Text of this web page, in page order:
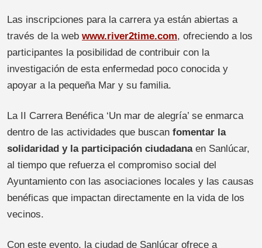
Las inscripciones para la carrera ya están abiertas a
través de la web www.river2time.com, ofreciendo a los
participantes la posibilidad de contribuir con la
investigación de esta enfermedad poco conocida y
apoyar a la pequeña Mar y su familia.
La II Carrera Benéfica ‘Un mar de alegría’ se enmarca
dentro de las actividades que buscan fomentar la
solidaridad y la participación ciudadanaen Sanlúcar,
al tiempo que refuerza el compromiso social del
Ayuntamiento con las asociaciones locales y las causas
benéficas que impactan directamente en la vida de los
vecinos.
Con este evento, la ciudad de Sanlúcar ofrece a